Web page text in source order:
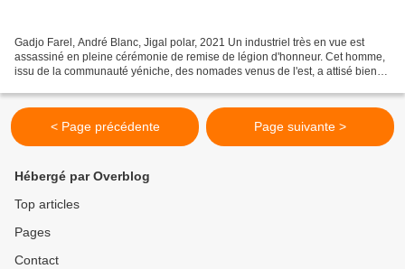
Gadjo Farel, André Blanc, Jigal polar, 2021 Un industriel très en vue est
assassiné en pleine cérémonie de remise de légion d'honneur. Cet homme,
issu de la communauté yéniche, des nomades venus de l'est, a attisé bien
< Page précédente Page suivante >
Hébergé par Overblog
Top articles
Pages
Contact